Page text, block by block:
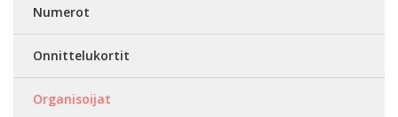
Numerot
Onnittelukortit
Organisoijat